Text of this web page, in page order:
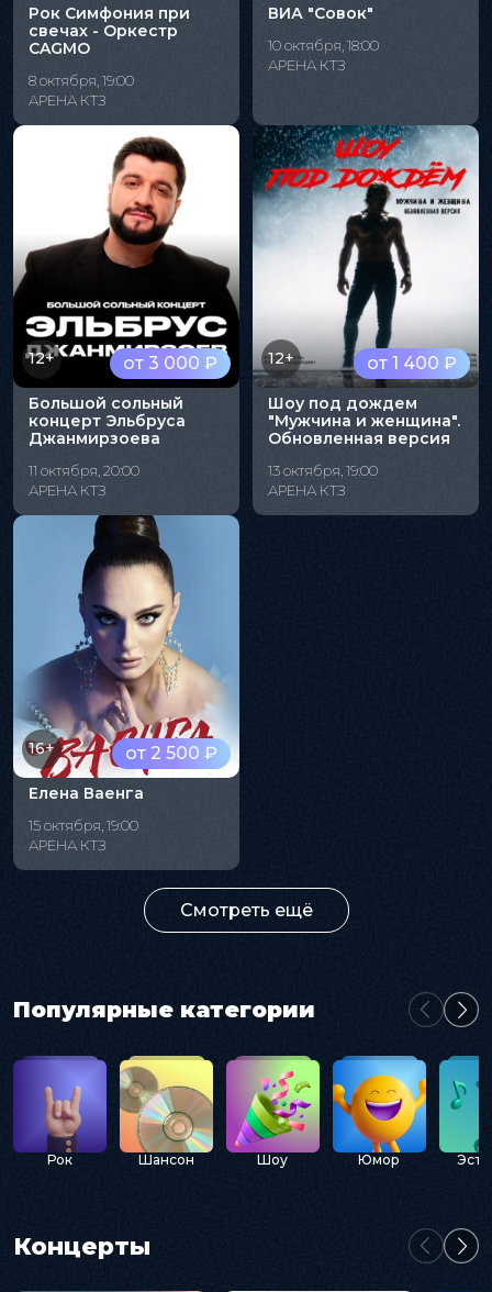
Рок Симфония при
свечах - Оркестр
CAGMO
8 октября, 19:00
АРЕНА КТЗ
ВИА "Совок"
10 октября, 18:00
АРЕНА КТЗ
от 3 000 ₽
12+
Большой сольный
концерт Эльбруса
Джанмирзоева
11 октября, 20:00
АРЕНА КТЗ
от 1 400 ₽
12+
Шоу под дождем
"Мужчина и женщина".
Обновленная версия
13 октября, 19:00
АРЕНА КТЗ
от 2 500 ₽
16+
Елена Ваенга
15 октября, 19:00
АРЕНА КТЗ
Смотреть ещё
Популярные категории
Рок Шансон Шоу Юмор
Концерты